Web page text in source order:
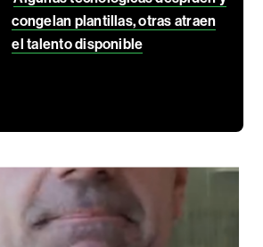
congelan plantillas, otras atraen
el talento disponible